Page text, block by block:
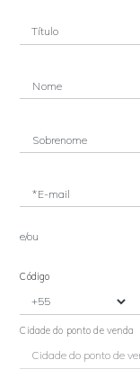
Nome
Sobrenome
*E-mail
e/ou
Código
Cidade do ponto de venda